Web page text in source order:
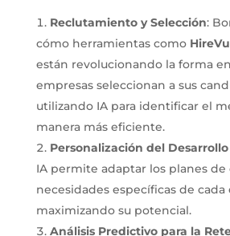
Reclutamiento y Selección:
cómo herramientas como
están revolucionando la forma
empresas seleccionan a sus
utilizando IA para identificar el
manera más eficiente.
Personalización del
IA permite adaptar los planes de
necesidades específicas de
maximizando su potencial.
Análisis Predictivo para la